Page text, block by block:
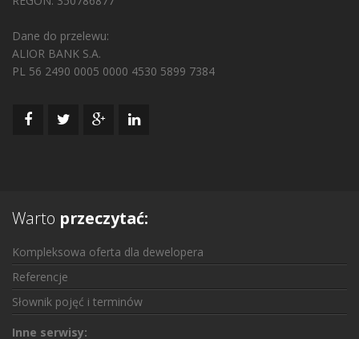
Dane do przelewu:
ALIOR BANK S.A.
PL 56 2490 0005 0000 4530 5899 7384
Warto przeczytać:
Kompleksowa oferta dla dewelopera
Referencje
Słownik pojęć i terminów
Inne serwisy: